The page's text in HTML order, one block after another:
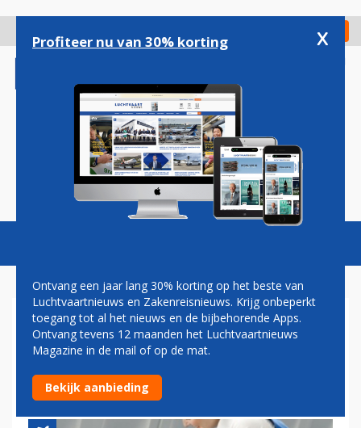
gaan
Check in
Magazine Podcasts Vacatures
LEDEN CABINEBOND VNC
AKKOORD MET CAO-
VOORSTEL KLM
Profiteer nu van 30% korting x
Ontvang een jaar lang 30% korting op het beste van
Luchtvaartnieuws en Zakenreisnieuws. Krijg onbeperkt
toegang tot al het nieuws en de bijbehorende Apps.
Ontvang tevens 12 maanden het Luchtvaartnieuws
Magazine in de mail of op de mat.
Bekijk aanbieding